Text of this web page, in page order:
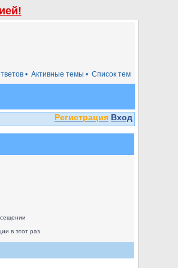
Список тем
Активные темы •
•
Регистрация Вход
в этот раз